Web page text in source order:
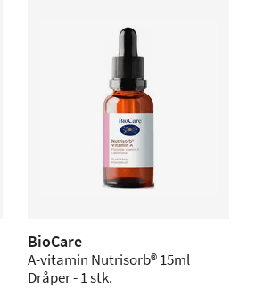
BioCare
A-vitamin Nutrisorb® 15ml
Dråper - 1 stk.